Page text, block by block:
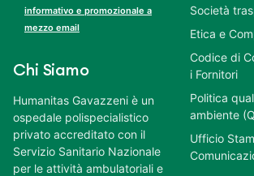
informativo e promozionale a
mezzo email
Chi Siamo
Humanitas Gavazzeni è un
ospedale polispecialistico
privato accreditato con il
Servizio Sanitario Nazionale
per le attività ambulatoriali e
Società
Etica e
Codice di
i Fornitori
Politica
ambiente
Ufficio